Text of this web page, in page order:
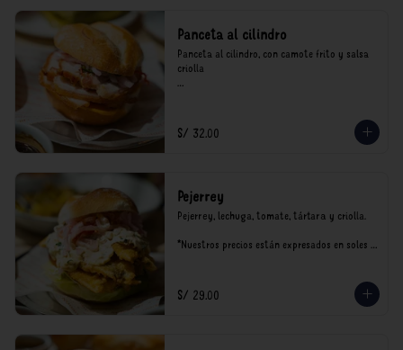
Panceta al cilindro
Panceta al cilindro, con camote frito y salsa
criolla
consumo.
S/ 32.00
Pejerrey
Pejerrey, lechuga, tomate, tártara y criolla.
*Nuestros precios están expresados en soles e
S/ 29.00